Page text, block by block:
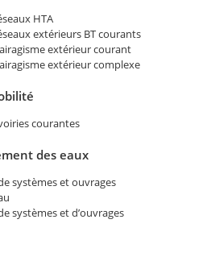
HTA
extérieurs BT courants
extérieur courant
extérieur complexe
courantes
des eaux
systèmes et ouvrages
et d’ouvrages